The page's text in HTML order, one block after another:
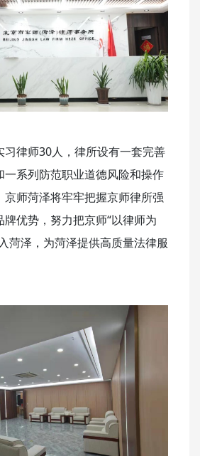
习律师30人，律所设有一套完善
一系列防范职业道德风险和操作
京师菏泽将牢牢把握京师律所强
优势，努力把京师“以律师为
菏泽，为菏泽提供高质量法律服